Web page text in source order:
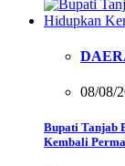
08/08/
Bupati Tanjab
Kembali